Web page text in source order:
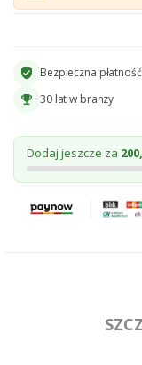
verified_user Bezpieczna płatność
emoji_events 30 lat w branzy
Dodaj jeszcze za